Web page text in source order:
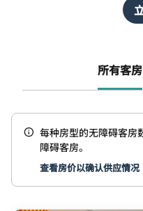
所有客房
每种房型的无障碍客房
障碍客房。
查看房价以确认供应情况